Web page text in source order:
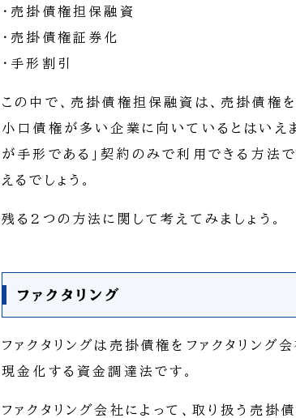
・売掛債権担保融資
・売掛債権証券化
・手形割引
この中で、売掛債権担保融資は、売掛債権
小口債権が多い企業に向いているとはいえ
が手形である」契約のみで利用できる方法
えるでしょう。
残る2つの方法に関して考えてみましょう。
ファクタリング
ファクタリングは売掛債権をファクタリング
現金化する資金調達法です。
ファクタリング会社によって、取り扱う売